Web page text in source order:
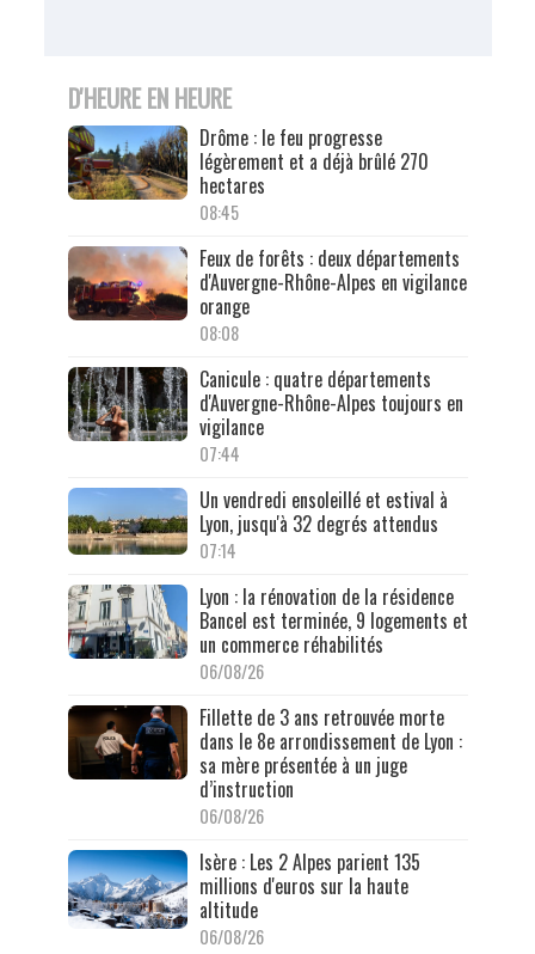
D'HEURE EN HEURE
Drôme : le feu progresse
légèrement et a déjà brûlé 270
hectares
08:45
Feux de forêts : deux départements
d'Auvergne-Rhône-Alpes en vigilance
orange
08:08
Canicule : quatre départements
d'Auvergne-Rhône-Alpes toujours en
vigilance
07:44
Un vendredi ensoleillé et estival à
Lyon, jusqu'à 32 degrés attendus
07:14
Lyon : la rénovation de la résidence
Bancel est terminée, 9 logements et
un commerce réhabilités
06/08/26
Fillette de 3 ans retrouvée morte
dans le 8e arrondissement de Lyon :
sa mère présentée à un juge
d’instruction
06/08/26
Isère : Les 2 Alpes parient 135
millions d'euros sur la haute
altitude
06/08/26